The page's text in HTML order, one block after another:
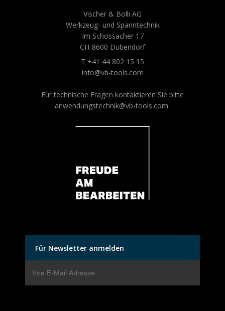
Vischer & Bolli AG
Werkzeug- und Spanntechnik
Im Schossacher 17
CH-8600 Dübendorf
T +41 44 802 15 15
info@vb-tools.com
Für technische Fragen kontaktieren Sie bitte
anwendungstechnik@vb-tools.com
Für Newsletter anmelden